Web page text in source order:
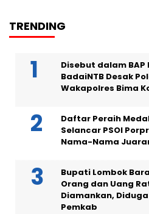
TRENDING
Disebut dalam BAP
BadaiNTB Desak
Wakapolres Bima
Daftar Peraih
Selancar PSOI
Nama-Nama
Bupati Lombok
Orang dan Uang
Diamankan,
Pemkab